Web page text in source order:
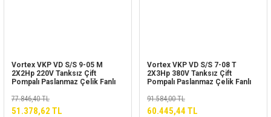
Vortex VKP VD S/S 9-05 M
2X2Hp 220V Tanksız Çift
Pompalı Paslanmaz Çelik Fanlı
77.846,40 TL
51.378,62 TL
Vortex VKP VD S/S 7-08 T
2X3Hp 380V Tanksız Çift
Pompalı Paslanmaz Çelik Fanlı
91.584,00 TL
60.445,44 TL